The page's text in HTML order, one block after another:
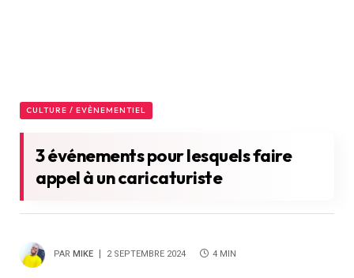
CULTURE / EVÈNEMENTIEL
3 événements pour lesquels faire
appel à un caricaturiste
PAR MIKE 2 SEPTEMBRE 2024 4 MIN